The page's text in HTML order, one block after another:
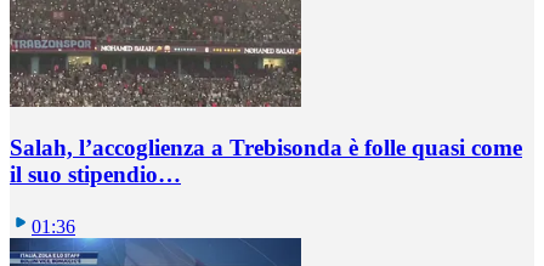
Salah, l’accoglienza a Trebisonda è folle quasi come
il suo stipendio…
01:36